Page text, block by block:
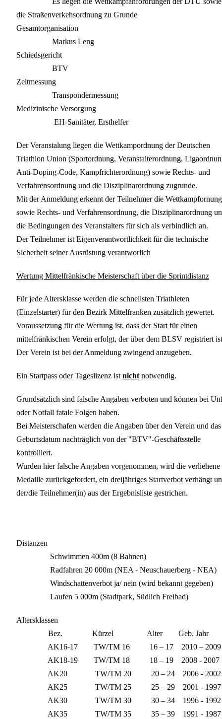
die Straßenverkehsordnung zu Grunde
Gesamtorganisation
Markus Leng
Schiedsgericht
BTV
Zeitmessung
Transpondermessung
Medizinische Versorgung
EH-Sanitäter, Ersthelfer
Der Veranstalung liegen die Wettkampordnung der Deutschen
Triathlon Union (Sportordnung, Veranstalterordnung,
Anti-Doping-Code, Kampfrichterordnung) sowie Rechts- und
Verfahrensordnung und die Disziplinarordnung zugrunde.
Mit der Anmeldung erkennt der Teilnehmer die
sowie Rechts- und Verfahrensordnung, die Disziplinarordnung
die Bedingungen des Veranstalters für sich als verbindlich an.
Der Teilnehmer ist Eigenverantwortlichkeit für die technische
Sicherheit seiner Ausrüstung verantworlich
Wertung Mittelfränkische Meisterschaft über die Sprintdistanz
Für jede Altersklasse werden die schnellsten Triathleten
(Einzelstarter) für den Bezirk Mittelfranken zusätzlich gewertet.
Voraussetzung für die Wertung ist, dass der Start für einen
mittelfränkischen Verein erfolgt, der über dem BLSV registriert
Der Verein ist bei der Anmeldung zwingend anzugeben.
Ein Startpass oder Tageslizenz ist nicht notwendig.
Grundsätzlich sind falsche Angaben verboten und können bei
oder Notfall fatale Folgen haben.
Bei Meisterschafen werden die Angaben über den Verein und das
Geburtsdatum nachträglich von der "BTV"-Geschäftsstelle
kontrolliert.
Wurden hier falsche Angaben vorgenommen, wird die verliehene
Medaille zurückgefordert, ein dreijähriges Startverbot verhängt
der/die Teilnehmer(in) aus der Ergebnisliste gestrichen.
Distanzen
Schwimmen 400m (8 Bahnen)
Radfahren 20 000m (NEA - Neuschauerberg - NEA)
Windschattenverbot ja/ nein (wird bekannt gegeben)
Laufen 5 000m (Stadtpark, Südlich Freibad)
Altersklassen
Bez. Kürzel Alter Geb. Jahr
AK16-17 TW/TM 16 16 – 17 2010 – 2009
AK18-19 TW/TM 18 18 – 19 2008 - 2007
AK20 TW/TM 20 20 – 24 2006 - 2002
AK25 TW/TM 25 25 – 29 2001 - 1997
AK30 TW/TM 30 30 – 34 1996 - 1992
AK35 TW/TM 35 35 – 39 1991 - 1987